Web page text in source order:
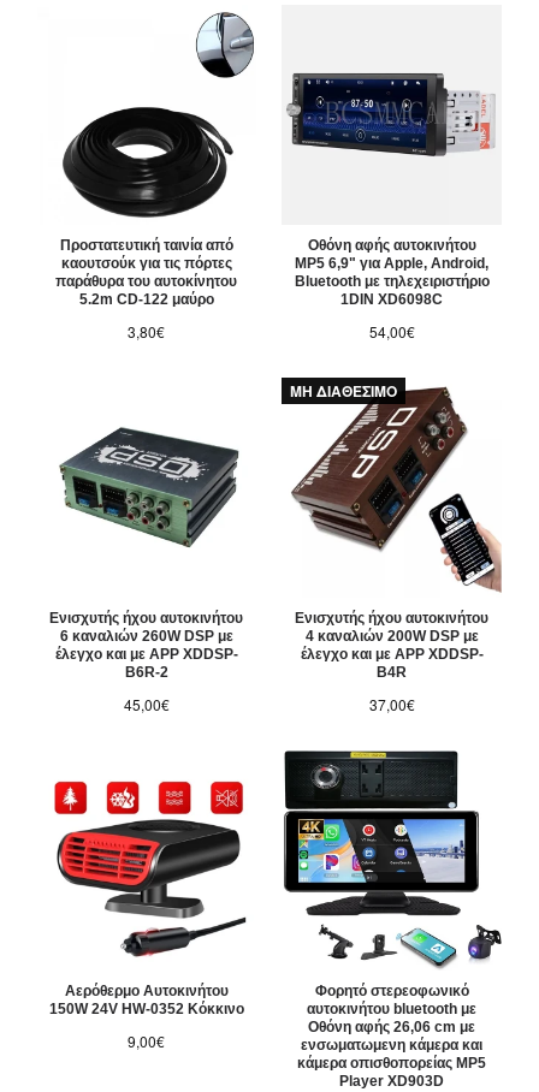
Προστατευτική ταινία από
καουτσούκ για τις πόρτες
παράθυρα του αυτοκίνητου
5.2m CD-122 μαύρο
3,80€
Οθόνη αφής αυτοκινήτου
MP5 6,9" για Apple, Android,
Bluetooth με τηλεχειριστήριο
1DIN XD6098C
54,00€
Ενισχυτής ήχου αυτοκινήτου
6 καναλιών 260W DSP με
έλεγχο και με APP XDDSP-
B6R-2
45,00€
ΜΗ ΔΙΑΘΕΣΙΜΟ
Ενισχυτής ήχου αυτοκινήτου
4 καναλιών 200W DSP με
έλεγχο και με APP XDDSP-
B4R
37,00€
Αερόθερμο Αυτοκινήτου
150W 24V HW-0352 Κόκκινο
9,00€
Φορητό στερεοφωνικό
αυτοκινήτου bluetooth με
Οθόνη αφής 26,06 cm με
ενσωματωμενη κάμερα και
κάμερα οπισθοπορείας MP5
Player XD903D